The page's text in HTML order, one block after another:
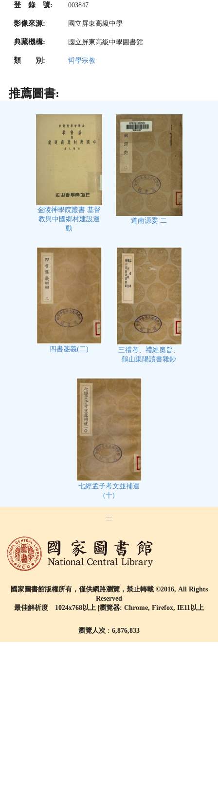
登 錄 號: 003847
影像來源: 國立屏東高級中學
典藏機構: 國立屏東高級中學圖書館
類 別: 哲學宗教
推薦圖書:
金陵神學院叢書 基督
教與中國鄉村建設運
動
道南源委 二
四書箋義(二)
三禮考、禮經奧旨、
鶴山渠陽讀書雜鈔
七經孟子考文並補遺
(十)
:::
國家圖書館版權所有，僅供網路瀏覽，禁止轉載 ©2016, All Rights
Reserved
最佳解析度 1024x768以上 |瀏覽器: Chrome, Firefox, IE11以上
瀏覽人次 : 6,876,833